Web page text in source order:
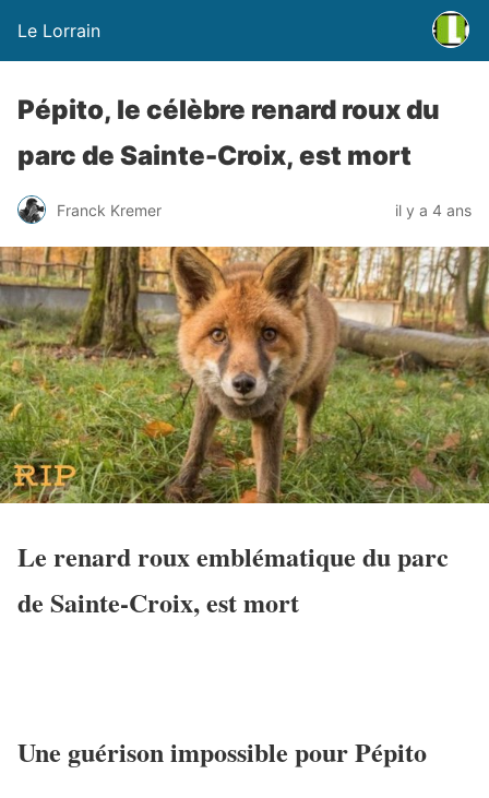
Le Lorrain
Pépito, le célèbre renard roux du
parc de Sainte-Croix, est mort
Franck Kremer il y a 4 ans
Le renard roux emblématique du parc
de Sainte-Croix, est mort
Une guérison impossible pour Pépito